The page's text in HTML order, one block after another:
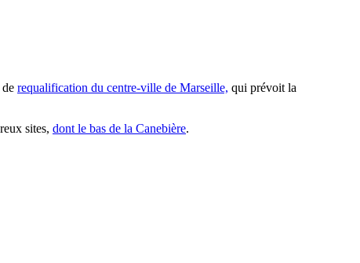
requalification du centre-ville de Marseille, qui prévoit la
sites, dont le bas de la Canebière.